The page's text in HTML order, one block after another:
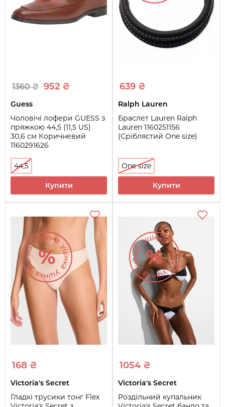
1360 ₴ 952 ₴
Guess
Чоловічі лофери GUESS з
пряжкою 44,5 (11,5 US)
30,6 см Коричневий
1160291626
44,5
Купити
639 ₴
Ralph Lauren
Браслет Lauren Ralph
Lauren 1160251156
(Сріблястий One size)
One size
Купити
168 ₴
Victoria's Secret
Гладкі трусики тонг Flex
1054 ₴
Victoria's Secret
Роздільний купальник